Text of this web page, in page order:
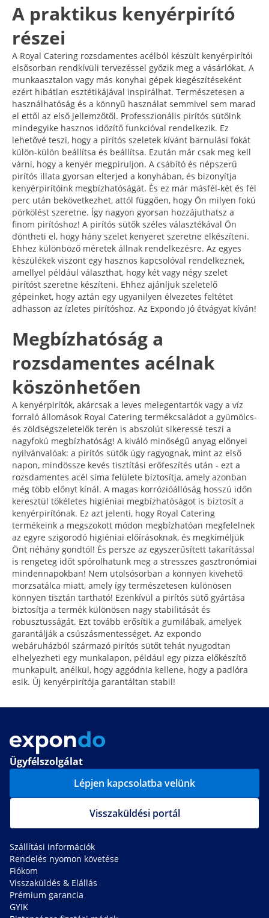
A praktikus kenyérpirító
részei
A Royal Catering rozsdamentes acélból készült kenyérpirítói
elsősorban rendkívüli tervezéssel győzik meg a vásárlókat. A
munkaasztalon vagy más konyhai gépek kiegészítéseként
ezért hibátlan esztétikájával inspirálhat. Természetesen a
használhatóság és a könnyű használat semmivel sem marad
el ettől az első jellemzőtől. Professzionális pirítós sütőink
mindegyike hasznos időzítő funkcióval rendelkezik. Ez
lehetővé teszi, hogy a pirítós szeletek kívánt barnulási fokát
külön-külön beállítsa és beállítsa. Ezután már csak meg kell
várni, hogy a kenyér megpiruljon. A csábító és népszerű
pirítós illata gyorsan elterjed a konyhában, és bizonyítja
kenyérpirítóink megbízhatóságát. És ez már másfél-két és fél
perc után bekövetkezhet, attól függően, hogy Ön milyen fokú
pörkölést szeretne. Így nagyon gyorsan hozzájuthatsz a
finom pirítóshoz! A pirítós sütők széles választékával Ön
döntheti el, hogy hány szelet kenyeret szeretne elkészíteni.
Ehhez különböző méretek állnak rendelkezésre. Az egyes
készülékek viszont egy hasznos kapcsolóval rendelkeznek,
amellyel például választhat, hogy két vagy négy szelet
pirítóst szeretne készíteni. Ehhez ajánljuk szeletelő
gépeinket, hogy aztán egy ugyanilyen élvezetes feltétet
adhasson az ízletes pirítóshoz. Az Expondo jó étvágyat kíván!
Megbízhatóság a
rozsdamentes acélnak
köszönhetően
A kenyérpirítók, akárcsak a leves melegentartók vagy a víz
forraló állomások Royal Catering termékcsaládot a gyümölcs-
és zöldségszeletelők terén is abszolút sikeressé teszi a
nagyfokú megbízhatóság! A kiváló minőségű anyag előnyei
nyilvánvalóak: a pirítós sütők úgy ragyognak, mint az első
napon, mindössze kevés tisztítási erőfeszítés után - ezt a
rozsdamentes acél sima felülete biztosítja, amely azonban
még több előnyt kínál. A magas korrózióállóság hosszú időn
keresztül tökéletes higiéniai megbízhatóságot is biztosít a
kenyérpirítónak. Ez azt jelenti, hogy Royal Catering
termékeink a megszokott módon megbízhatóan megfelelnek
az egyre szigorodó higiéniai előírásoknak, és megkíméljük
Önt néhány gondtól! És persze az egyszerűsített takarítással
is rengeteg időt spórolhatunk meg a stresszes gasztronómiai
mindennapokban! Nem utolsósorban a könnyen kivehető
morzsatálca miatt, amely így természetesen különösen
könnyen tisztán tartható! Ezenkívül a pirítós sütő gyártása
biztosítja a termék különösen nagy stabilitását és
robusztusságát. Ezt tovább erősítik a gumilábak, amelyek
garantálják a csúszásmentességet. Az expondo
webáruházból származó pirítós sütőt tehát nyugodtan
elhelyezheti egy munkalapon, például egy pizza előkészítő
munkapult, anélkül, hogy aggódnia kellene, hogy a padlóra
esik. Új kenyérpirítója garantáltan stabil!
Ügyfélszolgálat
Lépjen kapcsolatba velünk
Visszaküldési portál
Szállítási információk
Rendelés nyomon követése
Fiókom
Visszaküldés & Elállás
Prémium garancia
GYIK